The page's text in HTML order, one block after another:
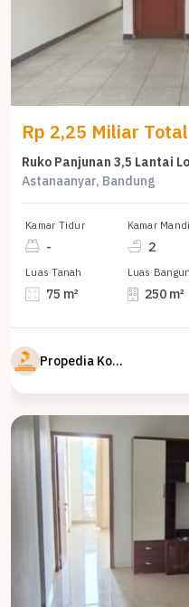
Rp 2,25 Miliar Total
Ruko Panjunan 3,5 Lantai
Astanaanyar, Bandung
Kamar Tidur
-
Kamar Mandi
2
Luas Tanah
75 m²
Luas
250 m²
Propedia Komersial